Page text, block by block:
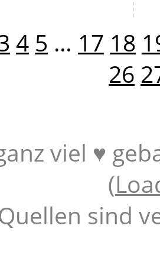
4 5 … 17 18
26
viel ♥
(
sind